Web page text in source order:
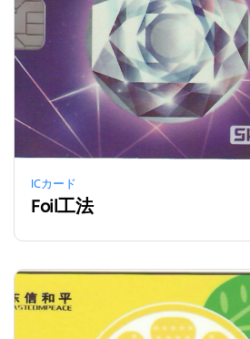
ICカード
Foil工法